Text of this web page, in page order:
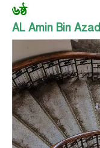
৬ষ্ঠ
AL Amin Bin Azad